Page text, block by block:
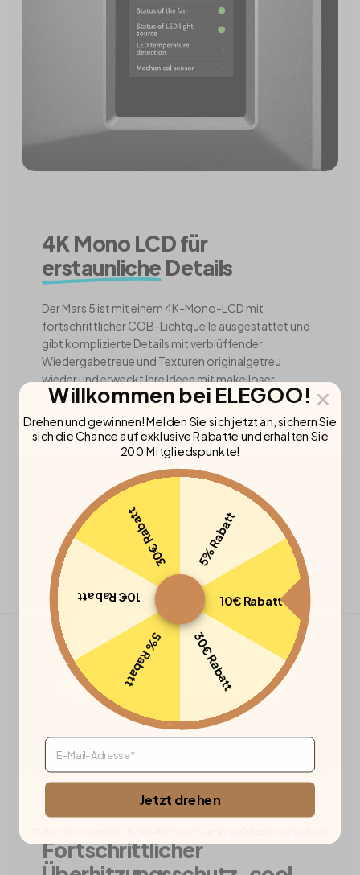
4K Mono LCD für
erstaunliche Details
Der Mars 5 ist mit einem 4K-Mono-LCD mit
fortschrittlicher COB-Lichtquelle ausgestattet und
gibt komplizierte Details mit verblüffender
Wiedergabetreue und Texturen originalgetreu
wieder und erweckt Ihre Ideen mit makelloser
Präzision zum Leben.
Fortschrittlicher
Willkommen bei ELEGOO!
Drehen und gewinnen! Melden Sie sich jetzt an, sichern Sie
sich die Chance auf exklusive Rabatte und erhalten Sie
200 Mitgliedspunkte!
5% Rabatt
10€ Rabatt
30€ Rabatt
5% Rabatt
10€ Rabatt
30€ Rabatt
Email
Jetzt drehen